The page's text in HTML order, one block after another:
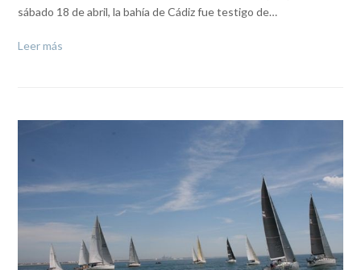
sábado 18 de abril, la bahía de Cádiz fue testigo de…
Leer más